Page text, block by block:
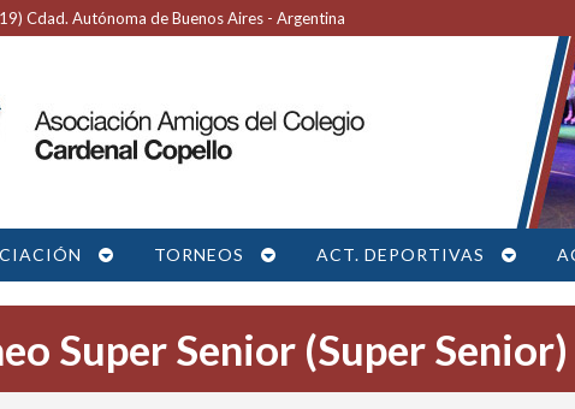
Cdad. Autónoma de Buenos Aires - Argentina
TORNEOS ACT. DEPORTIVAS
Super Senior (Super Senior)